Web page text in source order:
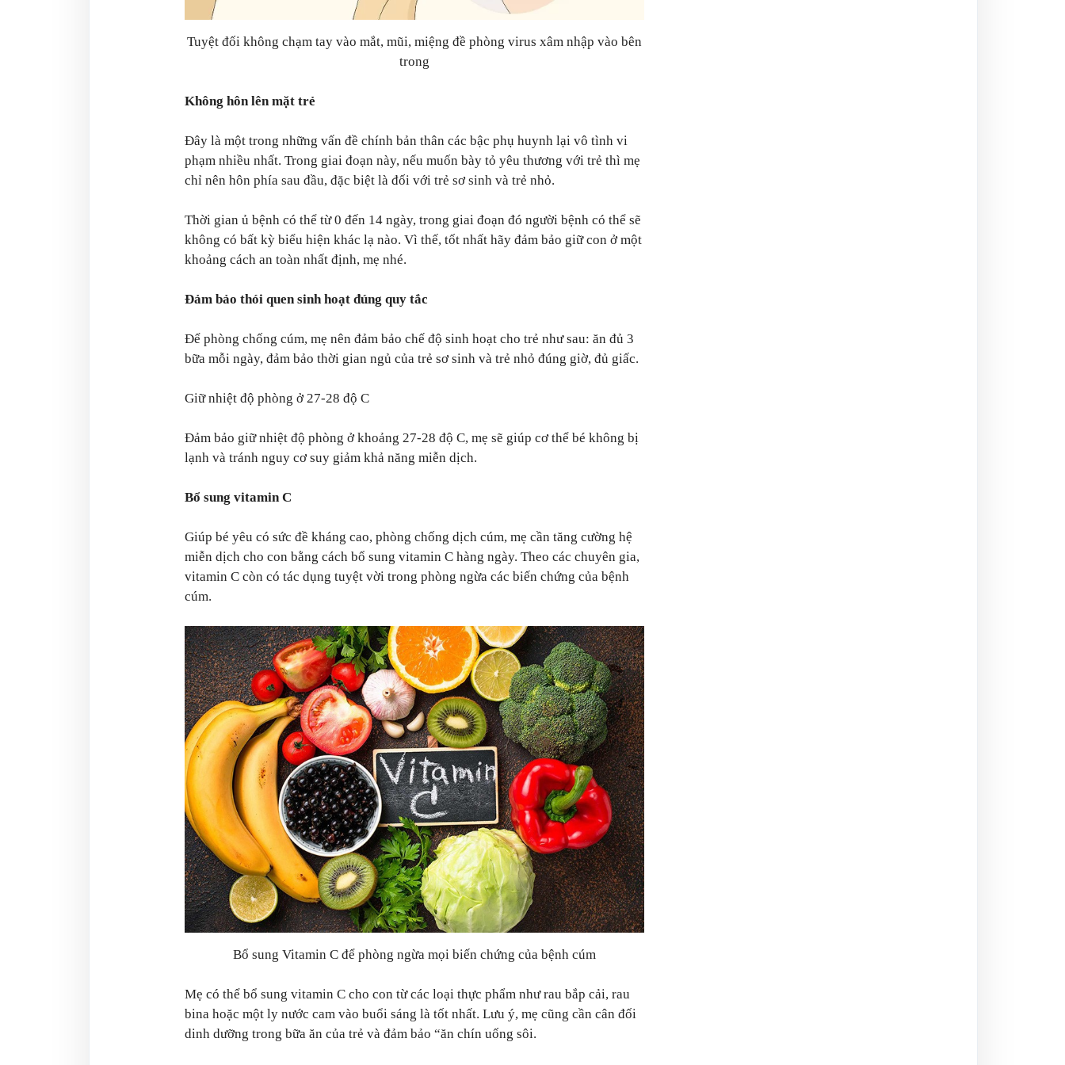
Tuyệt đối không chạm tay vào mắt, mũi, miệng đề phòng virus xâm nhập vào bên
trong
Không hôn lên mặt trẻ
Đây là một trong những vấn đề chính bản thân các bậc phụ huynh lại vô tình vi
phạm nhiều nhất. Trong giai đoạn này, nếu muốn bày tỏ yêu thương với trẻ thì mẹ
chỉ nên hôn phía sau đầu, đặc biệt là đối với trẻ sơ sinh và trẻ nhỏ.
Thời gian ủ bệnh có thể từ 0 đến 14 ngày, trong giai đoạn đó người bệnh có thể sẽ
không có bất kỳ biểu hiện khác lạ nào. Vì thế, tốt nhất hãy đảm bảo giữ con ở một
khoảng cách an toàn nhất định, mẹ nhé.
Đảm bảo thói quen sinh hoạt đúng quy tắc
Để phòng chống cúm, mẹ nên đảm bảo chế độ sinh hoạt cho trẻ như sau: ăn đủ 3
bữa mỗi ngày, đảm bảo thời gian ngủ của trẻ sơ sinh và trẻ nhỏ đúng giờ, đủ giấc.
Giữ nhiệt độ phòng ở 27-28 độ C
Đảm bảo giữ nhiệt độ phòng ở khoảng 27-28 độ C, mẹ sẽ giúp cơ thể bé không bị
lạnh và tránh nguy cơ suy giảm khả năng miễn dịch.
Bổ sung vitamin C
Giúp bé yêu có sức đề kháng cao, phòng chống dịch cúm, mẹ cần tăng cường hệ
miễn dịch cho con bằng cách bổ sung vitamin C hàng ngày. Theo các chuyên gia,
vitamin C còn có tác dụng tuyệt vời trong phòng ngừa các biến chứng của bệnh
cúm.
Bổ sung Vitamin C để phòng ngừa mọi biến chứng của bệnh cúm
Mẹ có thể bổ sung vitamin C cho con từ các loại thực phẩm như rau bắp cải, rau
bina hoặc một ly nước cam vào buổi sáng là tốt nhất. Lưu ý, mẹ cũng cần cân đối
dinh dưỡng trong bữa ăn của trẻ và đảm bảo “ăn chín uống sôi.